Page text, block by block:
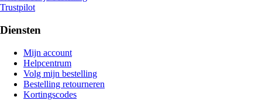
Trustpilot
Diensten
Mijn account
Helpcentrum
Volg mijn bestelling
Bestelling retourneren
Kortingscodes